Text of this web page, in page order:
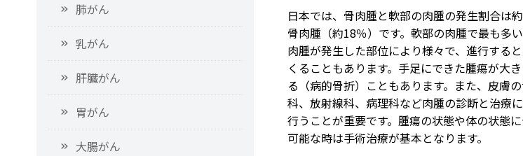
日本では、骨肉腫と軟部の肉腫の発生割合は
骨肉腫（約18％）です。軟部の肉腫で最も多
肉腫が発生した部位により様々で、進行する
くることもあります。手足にできた腫瘍が大
る（病的骨折）こともあります。また、皮膚
科、放射線科、病理科など肉腫の診断と治療
行うことが重要です。腫瘍の状態や体の状態
可能な時は手術治療が基本となります。
肺がん
乳がん
肝臓がん
胃がん
大腸がん